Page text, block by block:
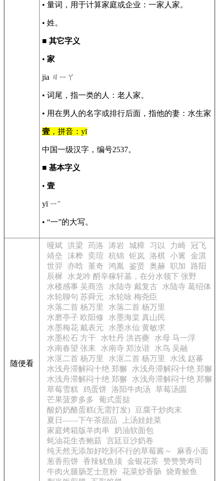
• 量词，用于计算家庭或企业：一家人家。
• 姓。
■ 其它字义
• 家
jia ㄐㄧㄚ
• 词尾，指一类的人：老人家。
• 用在男人的名字或排行后面，指他的妻：水生家
壹 ，拼音：yī
中国一级汉字，编号2537。
■ 基本字义
• 壹
yī ㄧˉ
• “一”的大写。
随便看
哑斌 洪梁 荺洛 涛岩 城樟 习以 力崎
冠飞
靖垒
沫桦 奕瑄 杭锦 钜岚 洛棋 小篱
金淇
世羿 亦晗 堇奇 鸿胤 鉴贤 奥赫 职加
路阳
辰樨
水龙吟 酹辛稼轩墓，在分水领下 张野
水楼感事 吴商浩
水陆寺 戴复古
水陆寺 葛绍体
水轮聊句 苏舜元
水轮咏 梅尧臣
水落二首 杨万里
水落二首 杨万里
水磨亭子 欧阳修
水墨海棠 真山民
水墨梅花 戴表元
水墨水仙 黄敏求
水墨松石 方干
水牡丹 洪咨夔
水母 马一浮
水南春望 张耒
水南寺 郑汝谐
水鸟 吴融
水沤二首 杨万里
水沤二首 杨万里
水浅 赵蕃
水浅舟滞解闷十绝 郑獬
水浅舟滞解闷十绝 郑獬
水浅舟滞解闷十绝 郑獬
水浅舟滞解闷十绝 郑獬
草莓雪糕
鸡蛋饼 洛阳牛肉汤
草莓汤圆
芒果菠萝多多
葡式蛋挞
酸奶奶酪蛋糕(无需打发)
豆腐干炒肉末
夏日——下午茶甜品
上汤娃娃菜
家庭烤箱版羊肉串
奶油软面包
蚝油花生杏鲍菇
宫廷豆沙奶卷
纯天然无添加好吃到不行的草莓酱～
麻香小面
葱香煎饼
香辣鱿鱼须 金银花茶
赞赞赞寿司
牛肉火腿肠芝士意粉
花菜炒香肠
烧青鲛鱼